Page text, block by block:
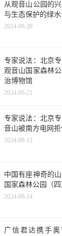
从观音山公园的
与生态保护的绿水
2024-09-20
专家说法：北京
观音山国家森林
治博物馆
2024-09-21
专家说法：北京
音山被南方电网
2024-09-12
中国有座神奇的
国家森林公园（四
2024-09-14
广信君达携手